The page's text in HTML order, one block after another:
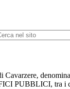
PUBBLICI, tra i